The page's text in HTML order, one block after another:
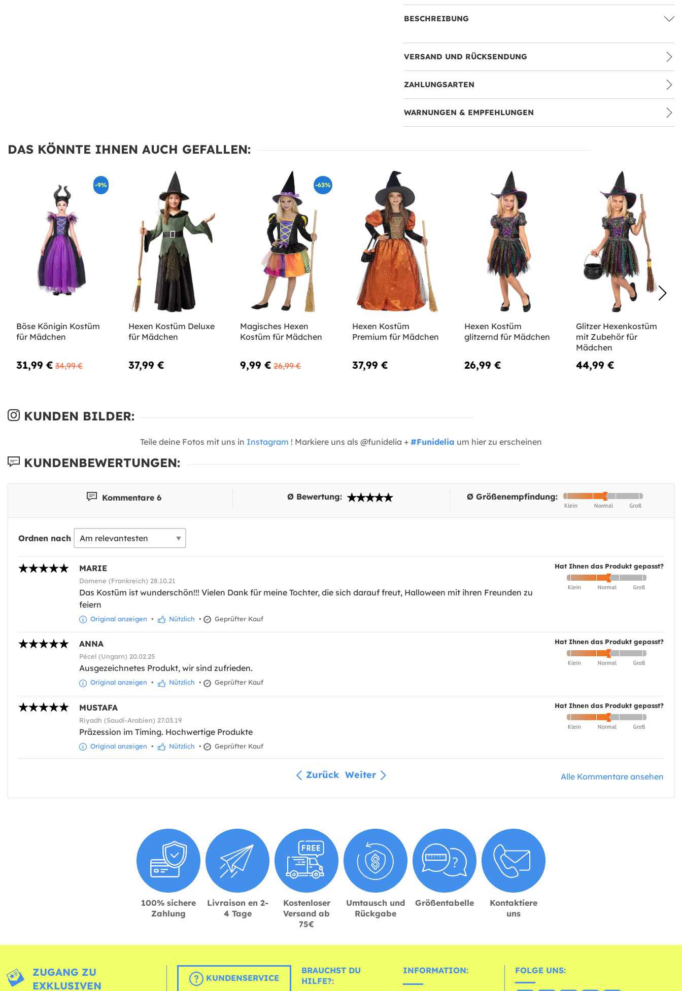
BESCHREIBUNG
VERSAND UND RÜCKSENDUNG
ZAHLUNGSARTEN
WARNUNGEN & EMPFEHLUNGEN
DAS KÖNNTE IHNEN AUCH GEFALLEN:
-9%
Böse Königin Kostüm
für Mädchen
31,99 € 34,99 €
Hexen Kostüm Deluxe
für Mädchen
37,99 €
-63%
Magisches Hexen
Kostüm für Mädchen
9,99 € 26,99 €
Hexen Kostüm
Premium für Mädchen
37,99 €
Hexen Kostüm
glitzernd für Mädchen
26,99 €
Glitzer Hexenkostüm
mit Zubehör für
Mädchen
44,99 €
KUNDEN BILDER:
Teile deine Fotos mit uns in Instagram ! Markiere uns als @funidelia + #Funidelia um hier zu erscheinen
KUNDENBEWERTUNGEN:
Kommentare 6 Ø Bewertung: Ø Größenempfindung:
Ordnen nach
Hat Ihnen das Produkt gepasst?
MARIE
Domene (Frankreich) 28.10.21
Das Kostüm ist wunderschön!!! Vielen Dank für meine Tochter, die sich darauf freut, Halloween mit ihren Freunden zu
feiern
Original anzeigen • Nützlich • Geprüfter Kauf
Hat Ihnen das Produkt gepasst?
ANNA
Pécel (Ungarn) 20.02.25
Ausgezeichnetes Produkt, wir sind zufrieden.
Original anzeigen • Nützlich • Geprüfter Kauf
Hat Ihnen das Produkt gepasst?
MUSTAFA
Riyadh (Saudi-Arabien) 27.03.19
Präzession im Timing. Hochwertige Produkte
Original anzeigen • Nützlich • Geprüfter Kauf
Zurück Weiter Alle Kommentare ansehen
100% sichere
Zahlung
Livraison en 2-
4 Tage
Kostenloser
Versand ab
75€
Umtausch und
Rückgabe
Größentabelle
Kontaktiere
uns
ZUGANG ZU
EXKLUSIVEN
KUNDENSERVICE
BRAUCHST DU
HILFE?:
INFORMATION: FOLGE UNS: